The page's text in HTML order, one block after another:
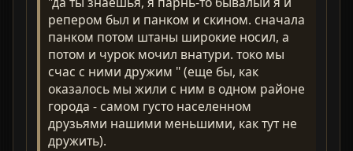
репером был и панком и скином. сначала
панком потом штаны широкие носил, а
потом и чурок мочил внатури. токо мы
счас с ними дружим " (еще бы, как
оказалось мы жили с ним в одном районе
города - самом густо населенном
друзьями нашими меньшими, как тут не
дружить).